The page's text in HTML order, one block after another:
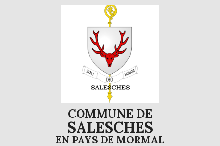
COMMUNE DE
SALESCHES
EN PAYS DE MORMAL